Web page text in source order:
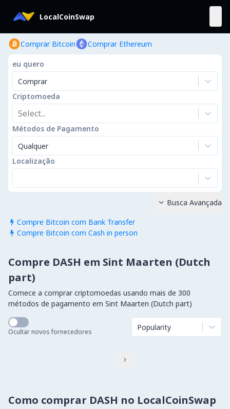
LocalCoinSwap
Comprar Bitcoin Comprar Ethereum
eu quero
Comprar
Criptomoeda
Select...
Métodos de Pagamento
Qualquer
Localização
 Compre Bitcoin com Bank Transfer
 Compre Bitcoin com Cash in person
 Busca Avançada
Compre DASH em Sint Maarten (Dutch
part)
Comece a comprar criptomoedas usando mais de 300
métodos de pagamento em Sint Maarten (Dutch part)
Ocultar novos fornecedores Popularity

Como comprar DASH no LocalCoinSwap